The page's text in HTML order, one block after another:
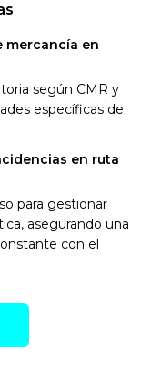
mercancía en
según CMR y
específicas de
en ruta
para gestionar
asegurando una
con el